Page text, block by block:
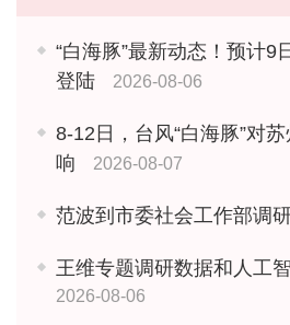
“白海豚”最新动态！预计9
登陆
2026-08-06
8-12日，台风“白海豚”对
响
2026-08-07
范波到市委社会工作部调
王维专题调研数据和人工
2026-08-06